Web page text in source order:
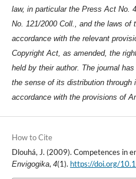
law, in particular the Press Act No.
No. 121/2000 Coll., and the laws of
accordance with the relevant
Copyright Act, as amended, the
held by their author. The journal
the sense of its distribution through
accordance with the provisions of
How to Cite
Dlouhá, J. (2009). Competences in
Envigogika, 4(1). https://doi.org/